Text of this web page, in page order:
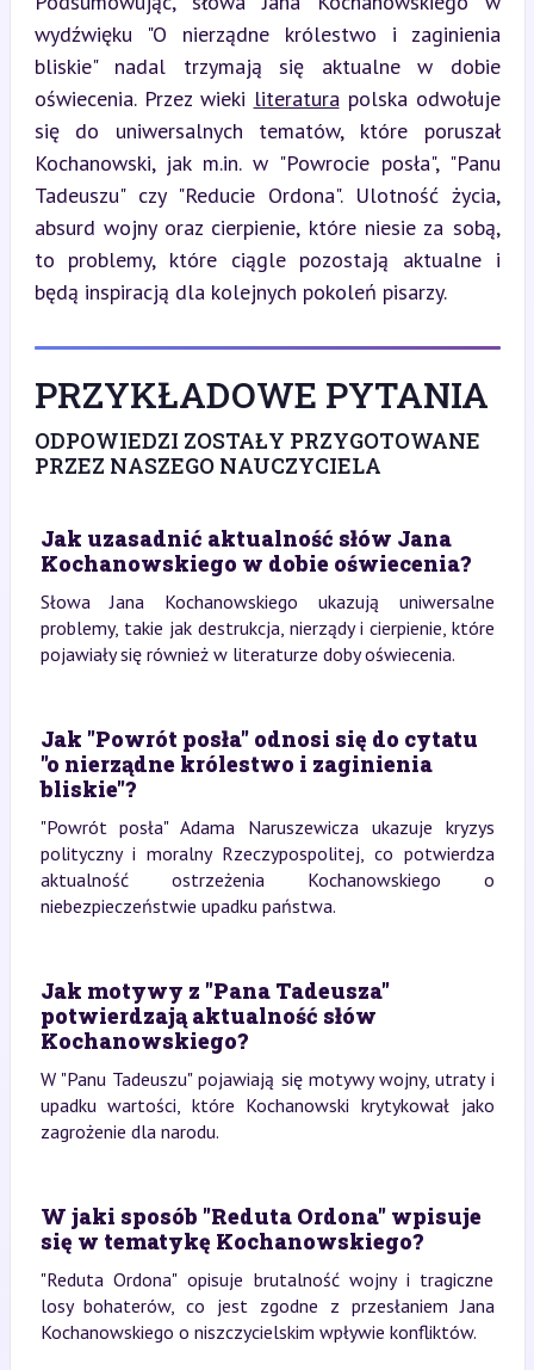
wydźwięku "O nierządne królestwo i zaginienia
bliskie" nadal trzymają się aktualne w dobie
oświecenia. Przez wieki literatura polska odwołuje
się do uniwersalnych tematów, które poruszał
Kochanowski, jak m.in. w "Powrocie posła", "Panu
Tadeuszu" czy "Reducie Ordona". Ulotność życia,
absurd wojny oraz cierpienie, które niesie za sobą,
to problemy, które ciągle pozostają aktualne i
będą inspiracją dla kolejnych pokoleń pisarzy.
PRZYKŁADOWE PYTANIA
ODPOWIEDZI ZOSTAŁY PRZYGOTOWANE
PRZEZ NASZEGO NAUCZYCIELA
Jak uzasadnić aktualność słów Jana
Kochanowskiego w dobie oświecenia?
Słowa Jana Kochanowskiego ukazują uniwersalne
problemy, takie jak destrukcja, nierządy i cierpienie, które
pojawiały się również w literaturze doby oświecenia.
Jak "Powrót posła" odnosi się do cytatu
"o nierządne królestwo i zaginienia
bliskie"?
"Powrót posła" Adama Naruszewicza ukazuje kryzys
polityczny i moralny Rzeczypospolitej, co potwierdza
aktualność ostrzeżenia Kochanowskiego o
niebezpieczeństwie upadku państwa.
Jak motywy z "Pana Tadeusza"
potwierdzają aktualność słów
Kochanowskiego?
W "Panu Tadeuszu" pojawiają się motywy wojny, utraty i
upadku wartości, które Kochanowski krytykował jako
zagrożenie dla narodu.
W jaki sposób "Reduta Ordona" wpisuje
się w tematykę Kochanowskiego?
"Reduta Ordona" opisuje brutalność wojny i tragiczne
losy bohaterów, co jest zgodne z przesłaniem Jana
Kochanowskiego o niszczycielskim wpływie konfliktów.